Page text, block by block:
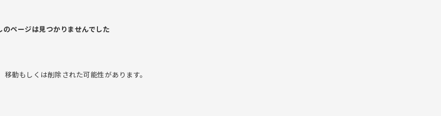
のページは見つかりませんでした
動もしくは削除された可能性があります。